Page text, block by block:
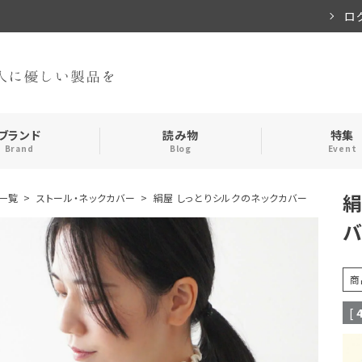
ロ
インナー
おやすみアイテム
メンズ
食品
ランド
Brand
読み物
Blog
特集
Event
覧 ストール・ネックカバー 絹屋 しっとりシルクのネックカバー
[